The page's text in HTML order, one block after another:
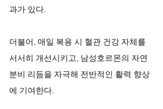
과가 있다.
더불어, 매일 복용 시 혈관 건강 자체를
서서히 개선시키고, 남성호르몬의 자연
분비 리듬을 자극해 전반적인 활력 향상
에 기여한다.